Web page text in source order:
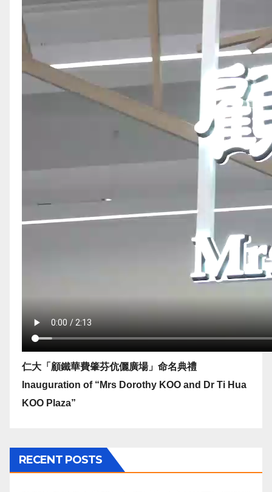
仁大「顧鐵華費肇芬伉儷廣場」命名典禮
Inauguration of “Mrs Dorothy KOO and Dr Ti Hua
KOO Plaza”
RECENT POSTS